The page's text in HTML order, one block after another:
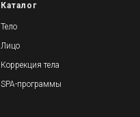
Каталог
Тело
Лицо
Коррекция тела
SPA-программы